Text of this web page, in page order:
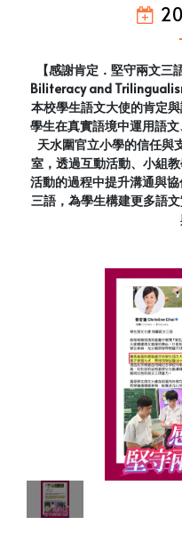
【感謝肯定．堅守兩文
Biliteracy and
本校學生語文大使的肯定
學生在真實語境中運用語
天水圍官立小學的信任與
室，透過互動活動、小組
活動的過程中提升溝通與
三語，為學生構建更多語